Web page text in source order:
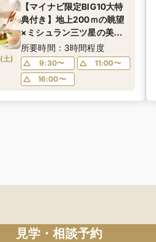
(土)
【マイナビ限定BIG10大特
典付き】地上200ｍの眺望
×ミシュラン三ツ星の美食×
上質なおもてなしを体験
2万円相当の豪華料理＆高
級ワインのマリアージュご
試食付きフェア
所要時間：3時間程度
9:30〜
11:00〜
16:00〜
見学・相談予約